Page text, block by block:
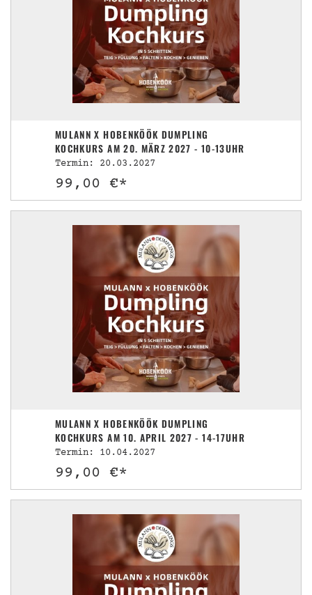
MULANN X HOBENKÖÖK DUMPLING
KOCHKURS AM 20. MÄRZ 2027 - 10-13UHR
Termin: 20.03.2027
99,00 €*
MULANN X HOBENKÖÖK DUMPLING
KOCHKURS AM 10. APRIL 2027 - 14-17UHR
Termin: 10.04.2027
99,00 €*